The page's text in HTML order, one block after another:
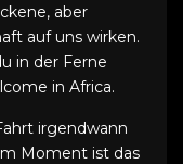
aber
auf uns wirken.
in der Ferne
in Africa.
irgendwann
Moment ist das